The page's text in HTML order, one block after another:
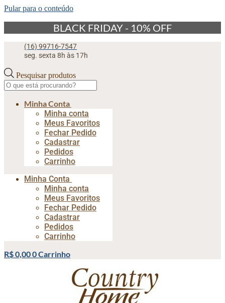
Pular para o conteúdo
BLACK FRIDAY - 10% OFF
(16) 99716-7547
seg. sexta 8h às 17h
Pesquisar produtos
Minha Conta
Minha conta
Meus Favoritos
Fechar Pedido
Cadastrar
Pedidos
Carrinho
Minha Conta
Minha conta
Meus Favoritos
Fechar Pedido
Cadastrar
Pedidos
Carrinho
R$0,000Carrinho